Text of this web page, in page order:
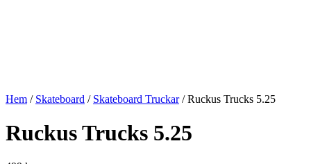
Hem / Skateboard / Skateboard Truckar/ Ruckus Trucks 5.25
Ruckus Trucks 5.25